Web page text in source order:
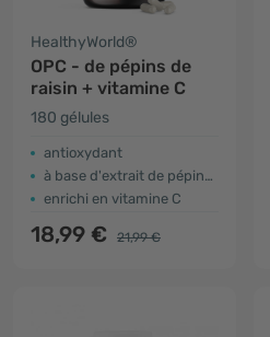
HealthyWorld®
OPC - de pépins de
raisin + vitamine C
180 gélules
antioxydant
à base d'extrait de pépins de raisin
enrichi en vitamine C
18,99 € 21,99 €